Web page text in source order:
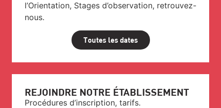
l’Orientation, Stages d’observation, retrouvez-
nous.
Toutes les dates
REJOINDRE NOTRE ÉTABLISSEMENT
Procédures d’inscription, tarifs.